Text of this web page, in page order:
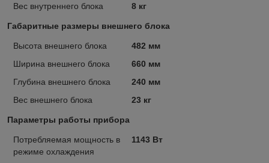
Вес внутреннего блока
8 кг
Габаритные размеры внешнего блока
Высота внешнего блока
482 мм
Ширина внешнего блока
660 мм
Глубина внешнего блока
240 мм
Вес внешнего блока
23 кг
Параметры работы прибора
Потребляемая мощность в
режиме охлаждения
1143 Вт